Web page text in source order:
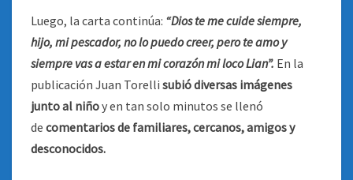
Luego, la carta continúa: “Dios te me cuide siempre,
hijo, mi pescador, no lo puedo creer, pero te amo y
siempre vas a estar en mi corazón mi loco Lian”. En la
publicación Juan Torelli subió diversas imágenes
junto al niñoy en tan solo minutos se llenó
de comentarios de familiares, cercanos, amigos y
desconocidos.